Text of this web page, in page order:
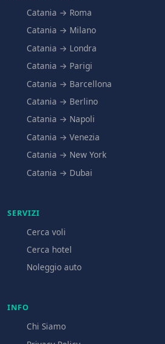
Catania → Roma
Catania → Milano
Catania → Londra
Catania → Parigi
Catania → Barcellona
Catania → Berlino
Catania → Napoli
Catania → Venezia
Catania → New York
Catania → Dubai
SERVIZI
Cerca voli
Cerca hotel
Noleggio auto
INFO
Chi Siamo